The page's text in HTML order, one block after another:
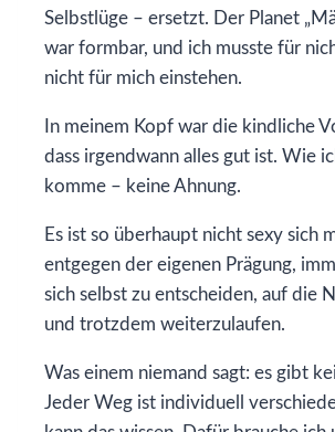
Selbstlüge – ersetzt. Der Planet
war formbar, und ich musste für
nicht für mich einstehen.
In meinem Kopf war die kindliche
dass irgendwann alles gut ist. Wie
komme – keine Ahnung.
Es ist so überhaupt nicht sexy sich
entgegen der eigenen Prägung,
sich selbst zu entscheiden, auf die
und trotzdem weiterzulaufen.
Was einem niemand sagt: es gibt
Jeder Weg ist individuell